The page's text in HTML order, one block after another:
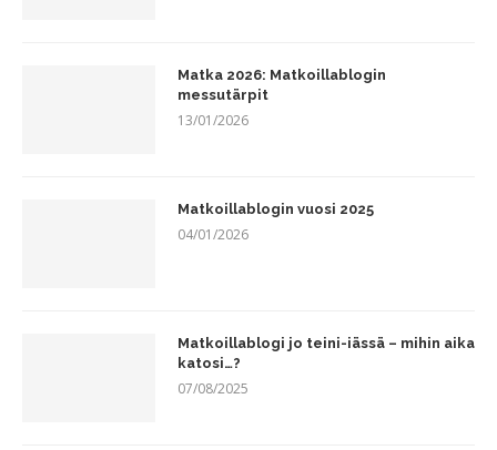
Matka 2026: Matkoillablogin
messutärpit
13/01/2026
Matkoillablogin vuosi 2025
04/01/2026
Matkoillablogi jo teini-iässä – mihin aika
katosi…?
07/08/2025